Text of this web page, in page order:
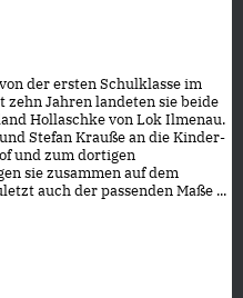
der ersten Schulklasse im
Jahren landeten sie beide
Hollaschke von Lok Ilmenau.
Stefan Krauße an die Kinder-
und zum dortigen
sie zusammen auf dem
auch der passenden Maße ...